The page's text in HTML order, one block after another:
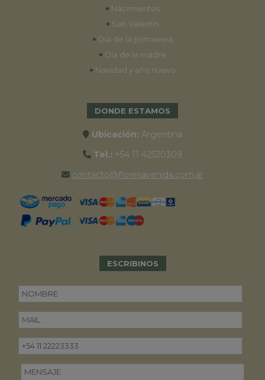
• Nacimientos
• San Valentín
• Día de la primavera
• Día de la madre
• Navidad y año nuevo
DONDE ESTAMOS
Ubicación: Argentina
Tel.: +54 11 42520309
contacto@floresavenida.com.ar
ESCRIBINOS